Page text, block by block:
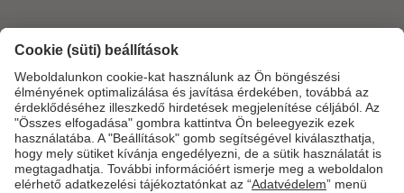
Termékkínálat
CEWE Fotóvilág